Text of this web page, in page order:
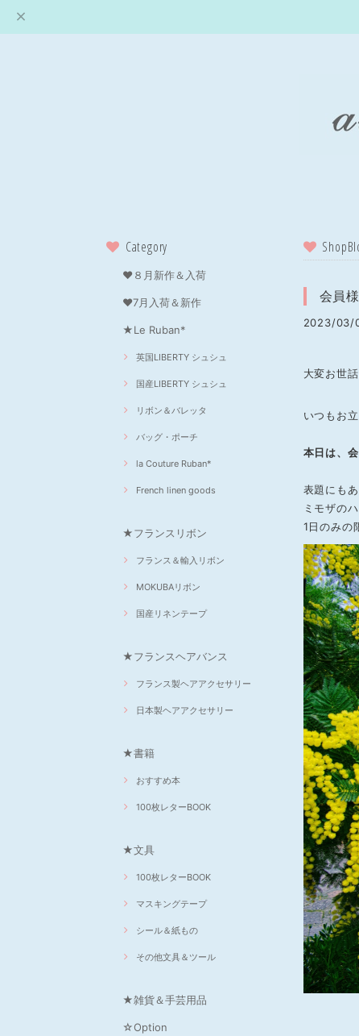
Category
❤８月新作＆入荷
❤7月入荷＆新作
★Le Ruban*
英国LIBERTY シュシュ
国産LIBERTY シュシュ
リボン＆バレッタ
バッグ・ポーチ
la Couture Ruban*
French linen goods
★フランスリボン
フランス＆輸入リボン
MOKUBAリボン
国産リネンテープ
★フランスヘアバンス
フランス製ヘアアクセサリー
日本製ヘアアクセサリー
★書籍
おすすめ本
100枚レターBOOK
★文具
100枚レターBOOK
マスキングテープ
シール＆紙もの
その他文具＆ツール
★雑貨＆手芸用品
☆Option
会員
2023/03/
大変お世
いつもお
本日は、
表題にも
ミモザの
1日のみの